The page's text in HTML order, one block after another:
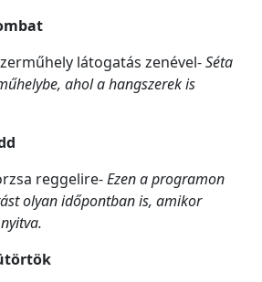
látogatás zenével-Séta
ahol a hangszerek is
reggelire-Ezen a programon
olyan időpontban is, amikor